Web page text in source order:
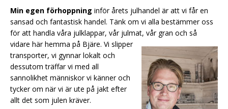
Min egen förhoppning inför årets julhandel är att vi får en
sansad och fantastisk handel. Tänk om vi alla bestämmer oss
för att handla våra julklappar, vår julmat, vår gran och så
vidare här hemma på Bjäre. Vi slipper
transporter, vi gynnar lokalt och
dessutom träffar vi med all
sannolikhet människor vi känner och
tycker om när vi är ute på jakt efter
allt det som julen kräver.